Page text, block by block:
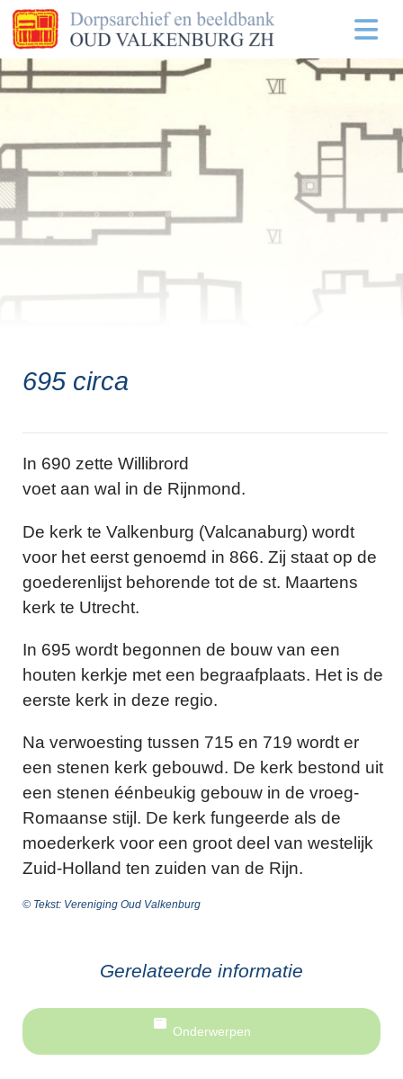
695 circa
In 690 zette Willibrord
voet aan wal in de Rijnmond.
De kerk te Valkenburg (Valcanaburg) wordt
voor het eerst genoemd in 866. Zij staat op de
goederenlijst behorende tot de st. Maartens
kerk te Utrecht.
In 695 wordt begonnen de bouw van een
houten kerkje met een begraafplaats. Het is de
eerste kerk in deze regio.
Na verwoesting tussen 715 en 719 wordt er
een stenen kerk gebouwd. De kerk bestond uit
een stenen éénbeukig gebouw in de vroeg-
Romaanse stijl. De kerk fungeerde als de
moederkerk voor een groot deel van westelijk
Zuid-Holland ten zuiden van de Rijn.
© Tekst: Vereniging Oud Valkenburg
Gerelateerde informatie
Onderwerpen